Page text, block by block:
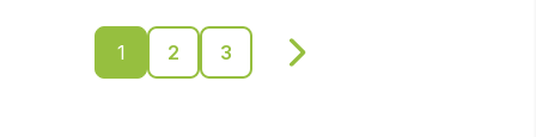
1 2 3